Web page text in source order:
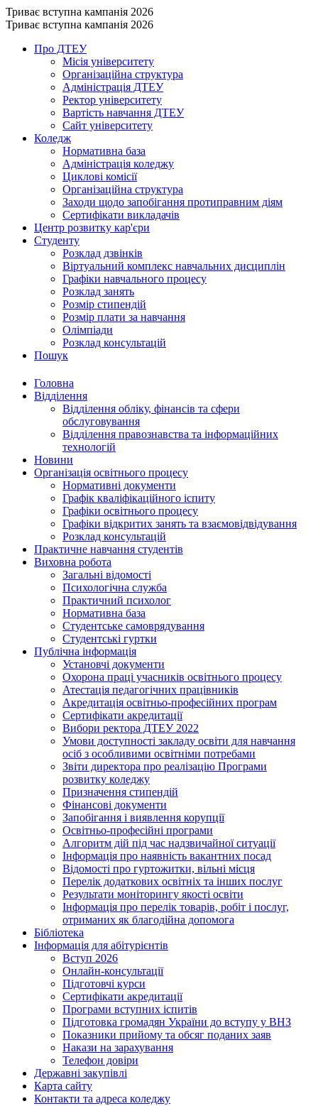
Триває вступна кампанія 2026
Триває вступна кампанія 2026
Про ДТЕУ
Місія університету
Організаційна структура
Адміністрація ДТЕУ
Ректор університету
Вартість навчання ДТЕУ
Сайт університету
Коледж
Нормативна база
Адміністрація коледжу
Циклові комісії
Організаційна структура
Заходи щодо запобігання протиправним діям
Сертифікати викладачів
Центр розвитку кар'єри
Студенту
Розклад дзвінків
Віртуальний комплекс навчальних дисциплін
Графіки навчального процесу
Розклад занять
Розмір стипендій
Розмір плати за навчання
Олімпіади
Розклад консультацій
Пошук
Головна
Відділення
Відділення обліку, фінансів та сфери
обслуговування
Відділення правознавства та інформаційних
технологій
Новини
Організація освітнього процесу
Нормативні документи
Графік кваліфікаційного іспиту
Графіки освітнього процесу
Графіки відкритих занять та взаємовідвідування
Розклад консультацій
Практичне навчання студентів
Виховна робота
Загальні відомості
Психологічна служба
Практичний психолог
Нормативна база
Студентське самоврядування
Студентські гуртки
Публічна інформація
Установчі документи
Охорона праці учасників освітнього процесу
Атестація педагогічних працівників
Акредитація освітньо-професійних програм
Сертифікати акредитації
Вибори ректора ДТЕУ 2022
Умови доступності закладу освіти для навчання
осіб з особливими освітніми потребами
Звіти директора про реалізацію Програми
розвитку коледжу
Призначення стипендій
Фінансові документи
Запобігання і виявлення корупції
Освітньо-професійні програми
Алгоритм дій під час надзвичайної ситуації
Інформація про наявність вакантних посад
Відомості про гуртожитки, вільні місця
Перелік додаткових освітніх та інших послуг
Результати моніторингу якості освіти
Інформація про перелік товарів, робіт і послуг,
отриманих як благодійна допомога
Бібліотека
Інформація для абітурієнтів
Вступ 2026
Онлайн-консультації
Підготовчі курси
Сертифікати акредитації
Програми вступних іспитів
Підготовка громадян України до вступу у ВНЗ
Показники прийому та обсяг поданих заяв
Накази на зарахування
Телефон довіри
Державні закупівлі
Карта сайту
Контакти та адреса коледжу